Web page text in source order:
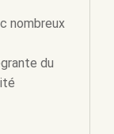
nombreux
du